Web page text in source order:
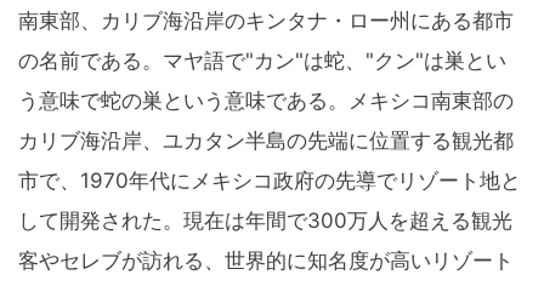
南東部、カリブ海沿岸のキンタナ・ロー州にある都市
の名前である。マヤ語で"カン"は蛇、"クン"は巣とい
う意味で蛇の巣という意味である。メキシコ南東部の
カリブ海沿岸、ユカタン半島の先端に位置する観光都
市で、1970年代にメキシコ政府の先導でリゾート地と
して開発された。現在は年間で300万人を超える観光
客やセレブが訪れる、世界的に知名度が高いリゾート